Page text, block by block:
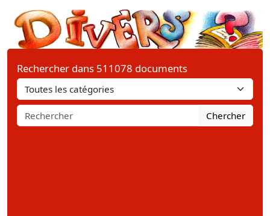
Rechercher dans 511078 documents
Chercher